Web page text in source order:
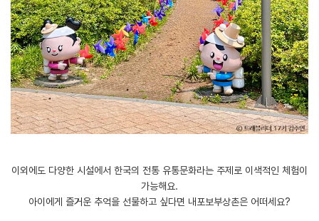
이외에도 다양한 시설에서 한국의 전통 유통문화라는 주제로 이색적인 체험이
가능해요.
아이에게 즐거운 추억을 선물하고 싶다면 내포보부상촌은 어떠세요?